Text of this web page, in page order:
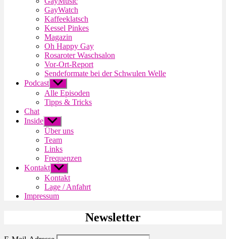
GayWatch
Kaffeeklatsch
Kessel Pinkes
Magazin
Oh Happy Gay
Rosaroter Waschsalon
Vor-Ort-Report
Sendeformate bei der Schwulen Welle
Podcast Untermenü
anzeigen
Alle Episoden
Tipps & Tricks
Chat
Inside Untermenü
anzeigen
Über uns
Team
Links
Frequenzen
Kontakt Untermenü
anzeigen
Kontakt
Lage / Anfahrt
Impressum
Newsletter